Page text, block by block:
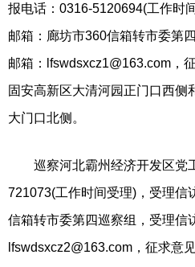
报电话：0316-5120694(工作时
邮箱：廊坊市360信箱转市委第
邮箱：
lfswdsxcz1@163.com ，
固安高新区大清河园正门口西侧
大门口北侧。
巡察河北霸州经济开发区党
721073(工作时间受理)，受理信
信箱转市委第四巡察组，受理信
lfswdsxcz2@163.com ，征求意